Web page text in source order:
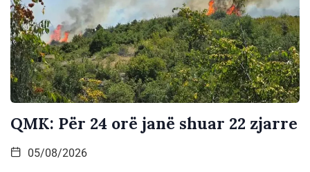
QMK: Për 24 orë janë shuar 22 zjarre
05/08/2026